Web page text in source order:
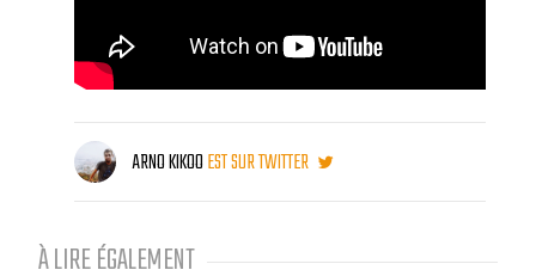
ARNO KIKOOEST SUR TWITTER